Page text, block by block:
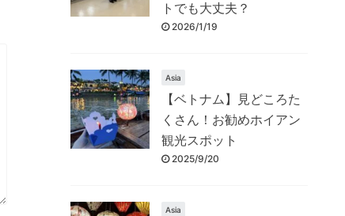
トでも大丈夫？
2026/1/19
Asia
【ベトナム】見どころた
くさん！お勧めホイアン
観光スポット
2025/9/20
Asia